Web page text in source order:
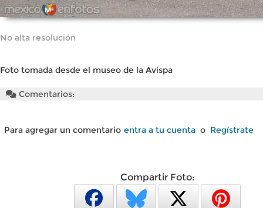
No alta resolución
Foto tomada desde el museo de la Avispa
Comentarios:
Para agregar un comentario entra a tu cuenta o Regístrate
Compartir Foto: